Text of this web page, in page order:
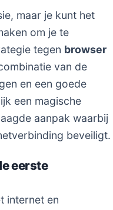
maar je kunt het
om je te
tegen browser
van de
en een goede
een magische
aanpak waarbij
beveiligt.
eerste
internet en